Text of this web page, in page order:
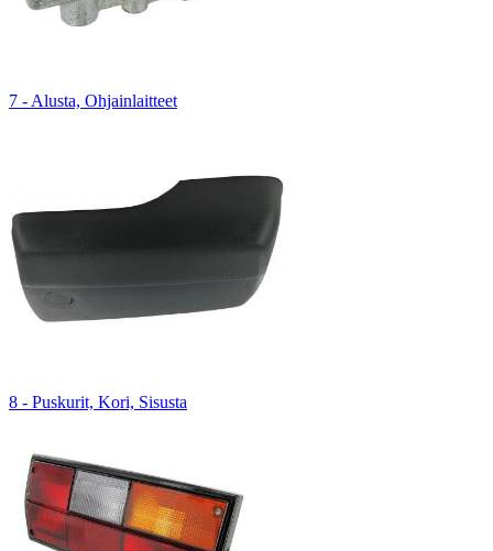
7 - Alusta, Ohjainlaitteet
8 - Puskurit, Kori, Sisusta